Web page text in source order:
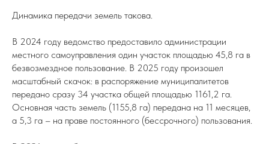
Динамика передачи земель такова.
В 2024 году ведомство предоставило администрации
местного самоуправления один участок площадью 45,8 га в
безвозмездное пользование. В 2025 году произошел
масштабный скачок: в распоряжение муниципалитетов
передано сразу 34 участка общей площадью 1161,2 га.
Основная часть земель (1155,8 га) передана на 11 месяцев,
а 5,3 га – на праве постоянного (бессрочного) пользования.